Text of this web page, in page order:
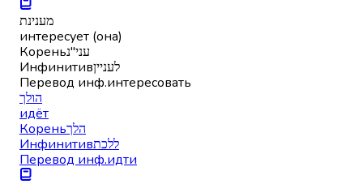
מענינת
интересует (она)
Кореньעני"נ
Инфинитивלעניין
Перевод инф.интересовать
הולך
идёт
Кореньהלך
Инфинитивללכת
Перевод инф.идти